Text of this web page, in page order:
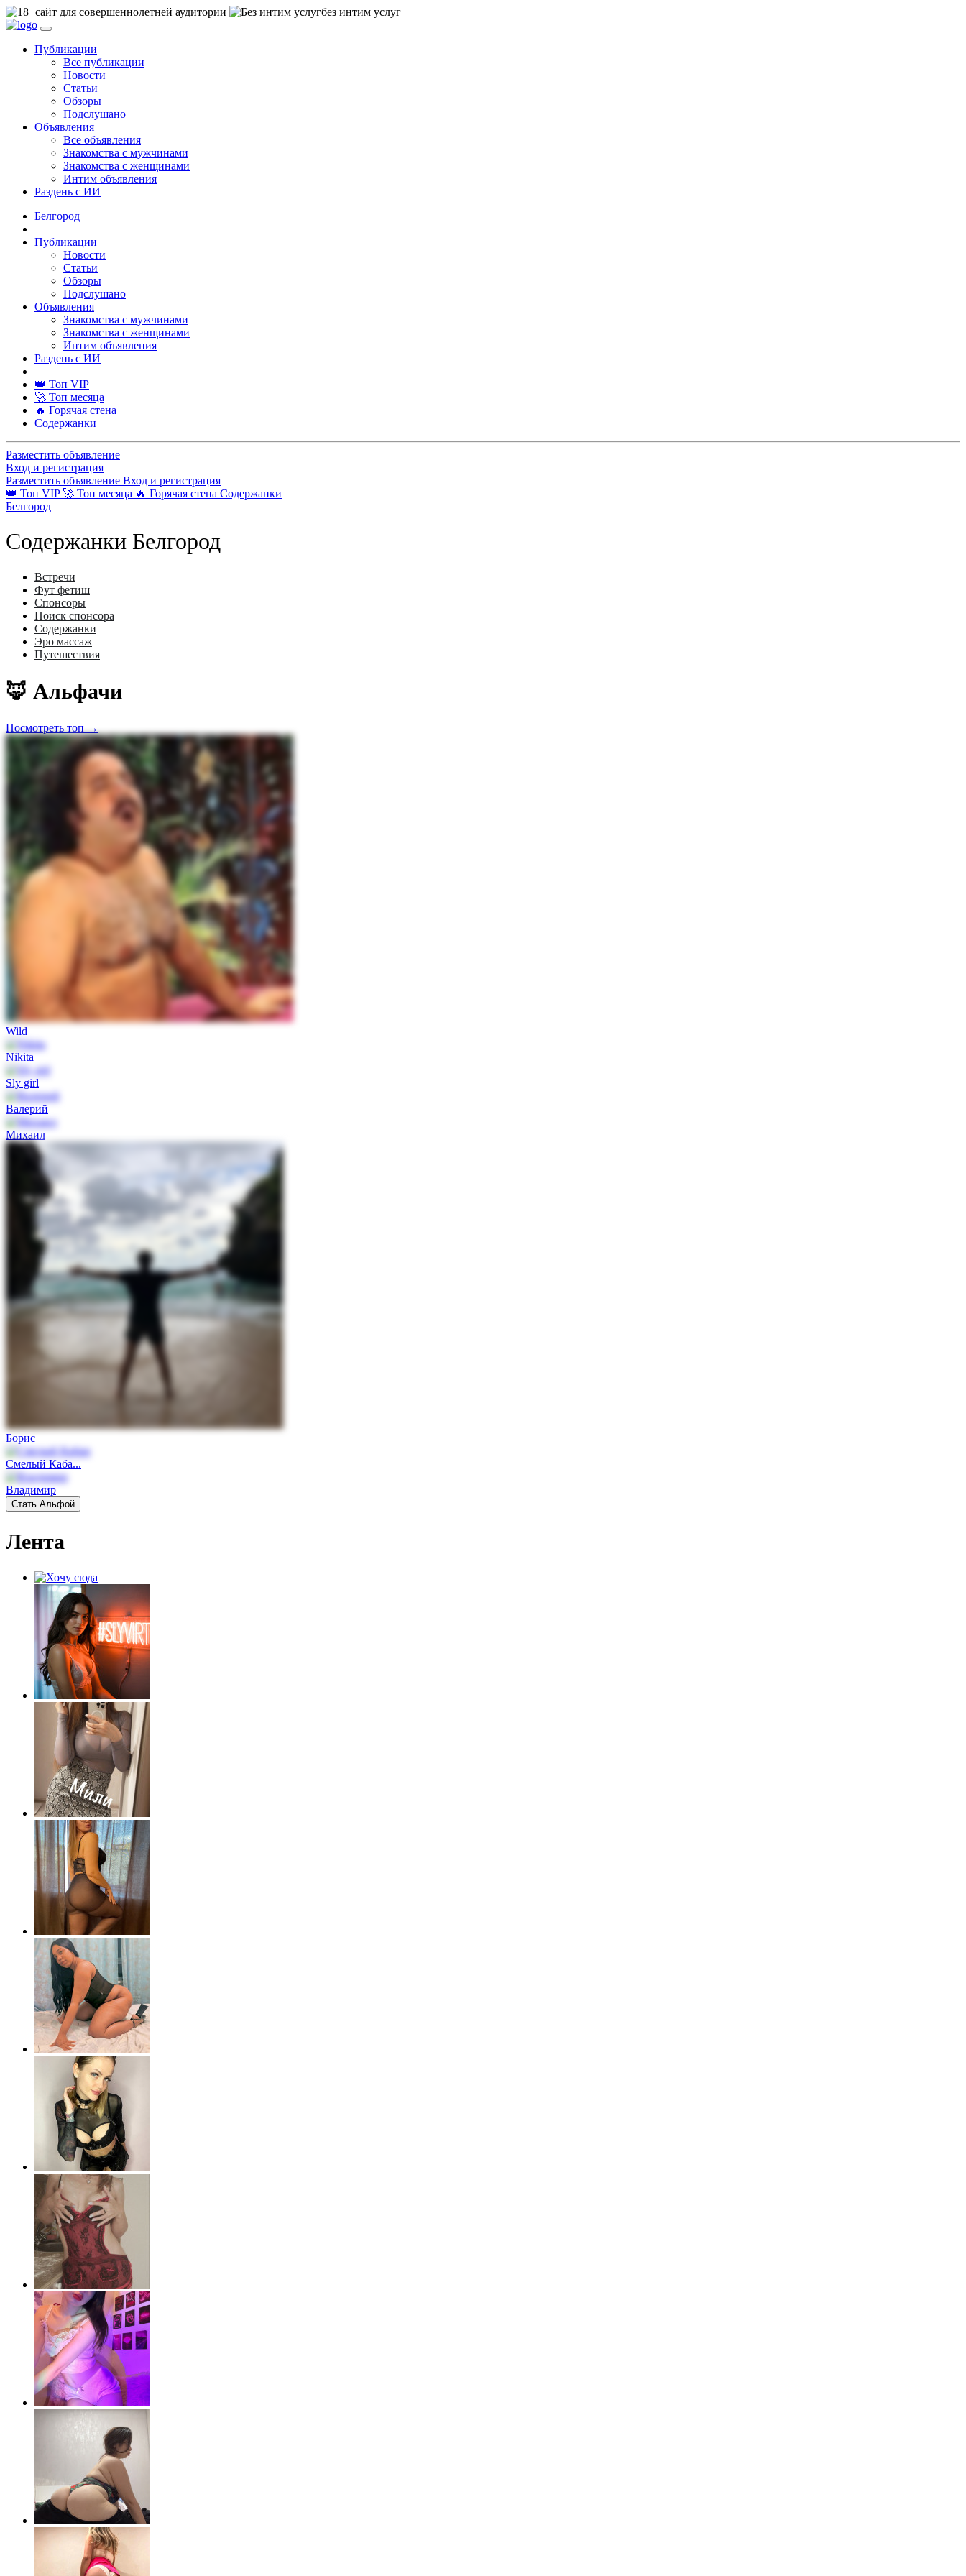
сайт для совершеннолетней аудитории без интим услуг
Публикации
Все публикации
Новости
Статьи
Обзоры
Подслушано
Объявления
Все объявления
Знакомства с мужчинами
Знакомства с женщинами
Интим объявления
Раздень с ИИ
Белгород
Публикации
Новости
Статьи
Обзоры
Подслушано
Объявления
Знакомства с мужчинами
Знакомства с женщинами
Интим объявления
Раздень с ИИ
👑 Топ VIP
🚀 Топ месяца
🔥 Горячая стена
Содержанки
Разместить объявление
Вход и регистрация
Разместить объявление Вход и регистрация
👑 Топ VIP 🚀 Топ месяца 🔥 Горячая стена Содержанки
Белгород
Содержанки Белгород
Встречи
Фут фетиш
Спонсоры
Поиск спонсора
Содержанки
Эро массаж
Путешествия
🦊 Альфачи
Посмотреть топ →
Wild
Nikita
Sly girl
Валерий
Михаил
Борис
Смелый Каба...
Владимир
Стать Альфой
Лента